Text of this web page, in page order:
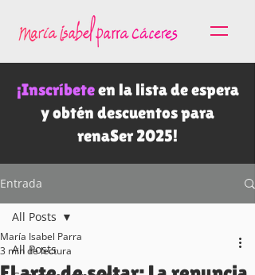
¡Inscríbeteen la lista de espera
y obtén descuentos para
renaSer 2025!
Entrada
All Posts
All Posts
María Isabel Parra
3 min de lectura